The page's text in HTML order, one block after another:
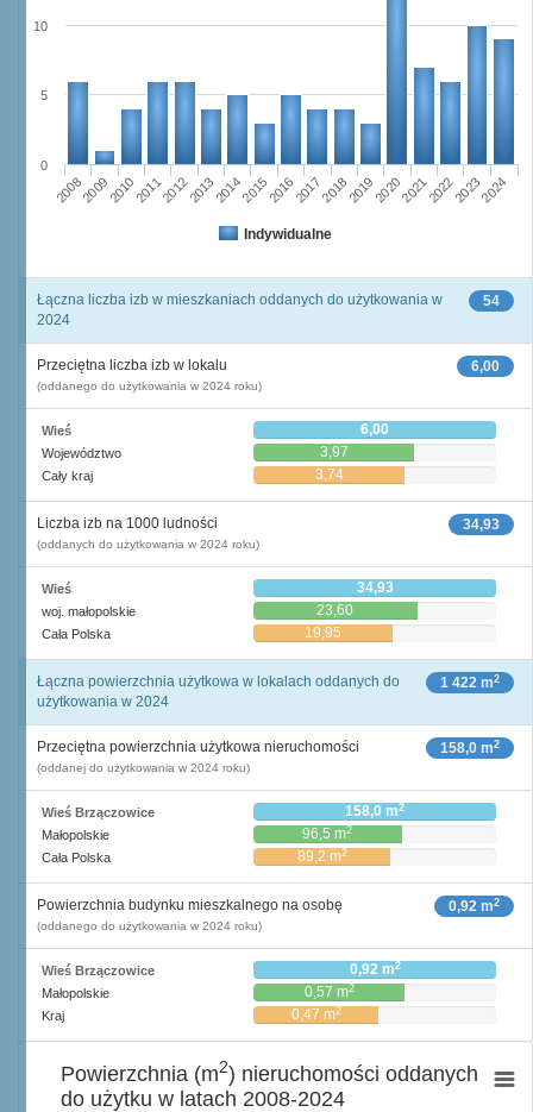
Indywidualne
20082009201020112012201320142015201620172018201920202021202220232024
0
5
10
54
Łączna liczba izb w mieszkaniach oddanych do użytkowania w
2024
6,00
Przeciętna liczba izb w lokalu
(oddanego do użytkowania w 2024 roku)
Wieś 6,00
Województwo 3,97
Cały kraj 3,74
34,93
Liczba izb na 1000 ludności
(oddanych do użytkowania w 2024 roku)
Wieś 34,93
woj. małopolskie 23,60
Cała Polska 19,95
1 422 m2
Łączna powierzchnia użytkowa w lokalach oddanych do
użytkowania w 2024
158,0 m2
Przeciętna powierzchnia użytkowa nieruchomości
(oddanej do użytkowania w 2024 roku)
Wieś Brzączowice 158,0 m2
Małopolskie 96,5 m2
Cała Polska 89,2 m2
0,92 m2
Powierzchnia budynku mieszkalnego na osobę
(oddanego do użytkowania w 2024 roku)
Wieś Brzączowice 0,92 m2
Małopolskie 0,57 m2
Kraj 0,47 m2
Powierzchnia (m2) nieruchomości oddanych
do użytku w latach 2008-2024